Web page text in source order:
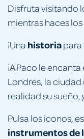
Disfruta visitando
mientras haces
¡Una historiapara
¡A Paco le encanta
Londres, la ciudad
realidad su sueño,
Pulsa los iconos,
instrumentos de